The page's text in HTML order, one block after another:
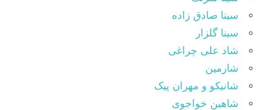
سینا صادق زاده
سینا گلزار
شاد علی چراغی
شارمین
شانیکو و مهران پیک
شاهین خواجوی